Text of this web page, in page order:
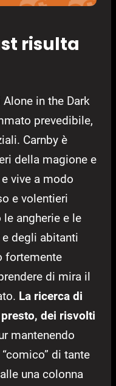
risulta
in the Dark
prevedibile,
Carnby è
della magione e
vive a modo
e volentieri
angherie e le
degli abitanti
fortemente
di mira il
La ricerca di
dei risvolti
mantenendo
di tante
una colonna